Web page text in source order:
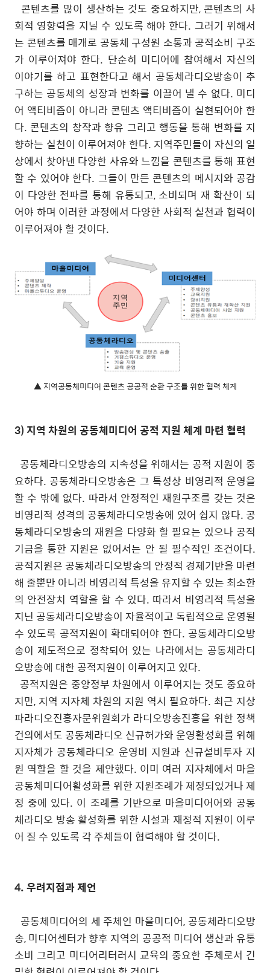
콘텐츠를 많이 생산하는 것도 중요하지만, 콘텐츠의 사
회적 영향력을 지닐 수 있도록 해야 한다. 그러기 위해서
는 콘텐츠를 매개로 공동체 구성원 소통과 공적소비 구조
가 이루어져야 한다. 단순히 미디어에 참여해서 자신의
이야기를 하고 표현한다고 해서 공동체라디오방송이 추
구하는 공동체의 성장과 변화를 이끌어 낼 수 없다. 미디
어 액티비즘이 아니라 콘텐츠 액티비즘이 실현되어야 한
다. 콘텐츠의 창작과 향유 그리고 행동을 통해 변화를 지
향하는 실천이 이루어져야 한다. 지역주민들이 자신의 일
상에서 찾아낸 다양한 사유와 느낌을 콘텐츠를 통해 표현
할 수 있어야 한다. 그들이 만든 콘텐츠의 메시지와 공감
이 다양한 전파를 통해 유통되고, 소비되며 재 확산이 되
어야 하며 이러한 과정에서 다양한 사회적 실천과 협력이
이루어져야 할 것이다.
▲ 지역공동체미디어 콘텐츠 공공적 순환 구조를 위한 협력 체계
3)지역 차원의 공동체미디어 공적 지원 체계 마련 협력
공동체라디오방송의 지속성을 위해서는 공적 지원이 중
요하다. 공동체라디오방송은 그 특성상 비영리적 운영을
할 수 밖에 없다. 따라서 안정적인 재원구조를 갖는 것은
비영리적 성격의 공동체라디오방송에 있어 쉽지 않다. 공
동체라디오방송의 재원을 다양화 할 필요는 있으나 공적
기금을 통한 지원은 없어서는 안 될 필수적인 조건이다.
공적지원은 공동체라디오방송의 안정적 경제기반을 마련
해 줄뿐만 아니라 비영리적 특성을 유지할 수 있는 최소한
의 안전장치 역할을 할 수 있다. 따라서 비영리적 특성을
지닌 공동체라디오방송이 자율적이고 독립적으로 운영될
수 있도록 공적지원이 확대되어야 한다. 공동체라디오방
송이 제도적으로 정착되어 있는 나라에서는 공동체라디
오방송에 대한 공적지원이 이루어지고 있다.
공적지원은 중앙정부 차원에서 이루어지는 것도 중요하
지만, 지역 지자체 차원의 지원 역시 필요하다. 최근 지상
파라디오진흥자문위원회가 라디오방송진흥을 위한 정책
건의에서도 공동체라디오 신규허가와 운영활성화를 위해
지자체가 공동체라디오 운영비 지원과 신규설비투자 지
원 역할을 할 것을 제안했다. 이미 여러 지자체에서 마을
공동체미디어활성화를 위한 지원조례가 제정되었거나 제
정 중에 있다. 이 조례를 기반으로 마을미디어어와 공동
체라디오 방송 활성화를 위한 시설과 재정적 지원이 이루
어 질 수 있도록 각 주체들이 협력해야 할 것이다.
4.우려지점과 제언
공동체미디어의 세 주체인 마을미디어, 공동체라디오방
송,미디어센터가 향후 지역의 공공적 미디어 생산과 유통
소비 그리고 미디어리터러시 교육의 중요한 주체로서 긴